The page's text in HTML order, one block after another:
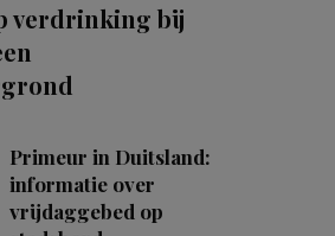
verdrinking bij
Primeur in Duitsland:
informatie over
vrijdaggebed op